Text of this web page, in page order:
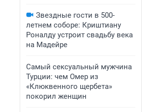
Звездные гости в 500-
летнем соборе: Криштиану
Роналду устроит свадьбу века
на Мадейре
Самый сексуальный мужчина
Турции: чем Омер из
«Клюквенного щербета»
покорил женщин